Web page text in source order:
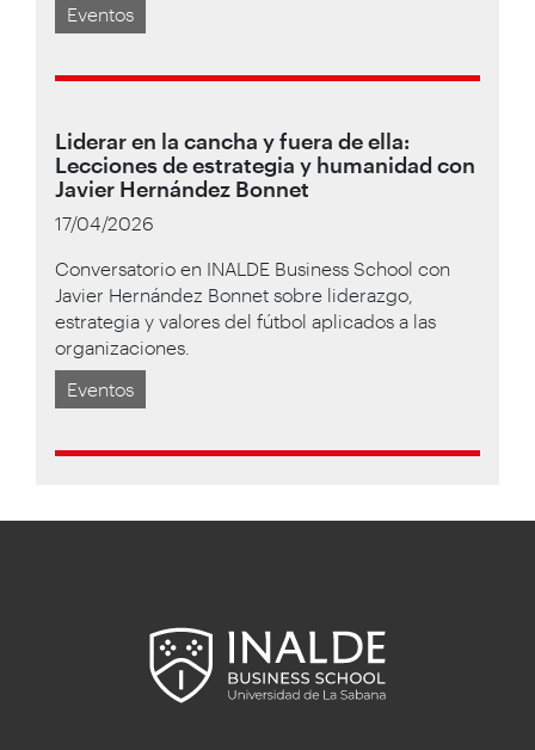
Eventos
Liderar en la cancha y fuera de ella:
Lecciones de estrategia y humanidad con
Javier Hernández Bonnet
17/04/2026
Conversatorio en INALDE Business School con
Javier Hernández Bonnet sobre liderazgo,
estrategia y valores del fútbol aplicados a las
organizaciones.
Eventos